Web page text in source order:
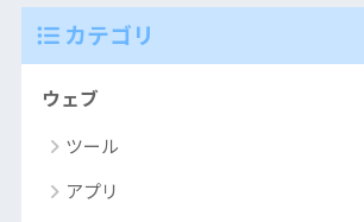
カテゴリ
ウェブ
ツール
アプリ